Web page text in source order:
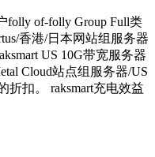
folly of-folly Group Full类
香港/日本网站组服务器
US 10G带宽服务器
Cloud站点组服务器/US
折扣。 raksmart充电效益